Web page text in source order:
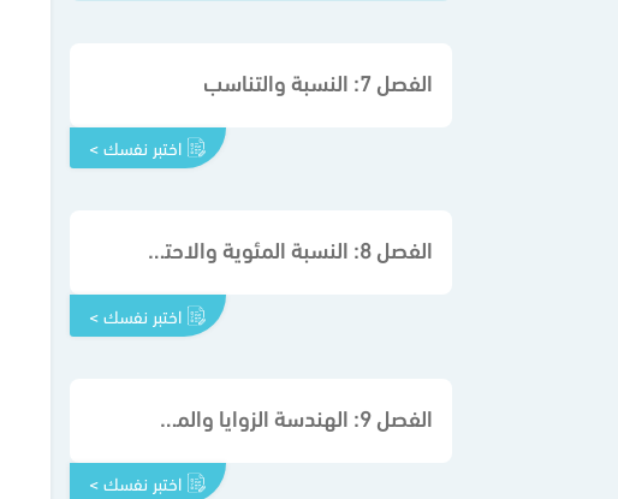
الفصل 7: النسبة والتناسب
اختبر نفسك >
الفصل 8: النسبة المئوية والاحتمالات
اختبر نفسك >
الفصل 9: الهندسة الزوايا والمضلعات
اختبر نفسك >